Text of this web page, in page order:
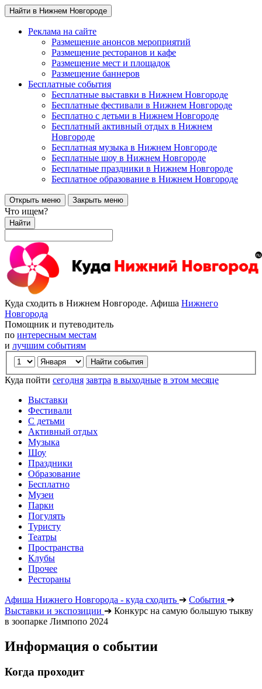
Найти в Нижнем Новгороде
Реклама на сайте
Размещение анонсов мероприятий
Размещение ресторанов и кафе
Размещение мест и площадок
Размещение баннеров
Бесплатные события
Бесплатные выставки в Нижнем Новгороде
Бесплатные фестивали в Нижнем Новгороде
Бесплатно с детьми в Нижнем Новгороде
Бесплатный активный отдых в Нижнем
Новгороде
Бесплатная музыка в Нижнем Новгороде
Бесплатные шоу в Нижнем Новгороде
Бесплатные праздники в Нижнем Новгороде
Бесплатное образование в Нижнем Новгороде
Открыть меню Закрыть меню
Что ищем?
Найти
Куда сходить в Нижнем Новгороде. Афиша Нижнего
Новгорода
Помощник и путеводитель
по интересным местам
и лучшим событиям
Куда пойти сегодня завтра в выходные в этом месяце
Выставки
Фестивали
С детьми
Активный отдых
Музыка
Шоу
Праздники
Образование
Бесплатно
Музеи
Парки
Погулять
Туристу
Театры
Пространства
Клубы
Прочее
Рестораны
Афиша Нижнего Новгорода - куда сходить ➔ События ➔
Выставки и экспозиции ➔ Конкурс на самую большую тыкву
в зоопарке Лимпопо 2024
Информация о событии
Когда проходит